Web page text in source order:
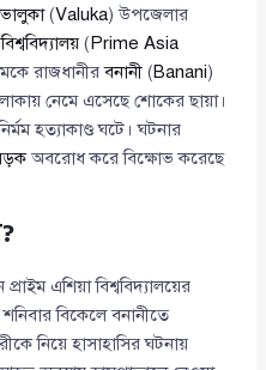
ভালুকা(Valuka) উপজেলার
(Prime Asia
রাজধানীরবনানী (Banani)
নেমে এসেছে শোকের ছায়া।
হত্যাকাণ্ড ঘটে। ঘটনার
অবরোধ করে বিক্ষোভ করেছে
এশিয়া বিশ্ববিদ্যালয়ের
শনিবার বিকেলে বনানীতে
নিয়ে হাসাহাসির ঘটনায়